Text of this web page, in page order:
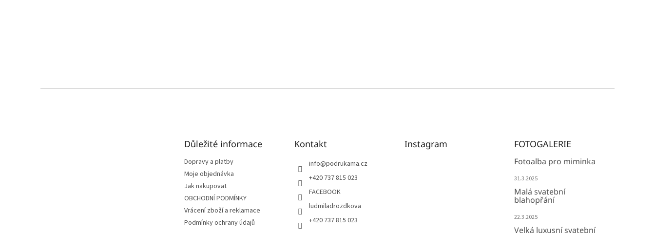
Důležité informace
Dopravy a platby
Moje objednávka
Jak nakupovat
OBCHODNÍ PODMÍNKY
Vrácení zboží a reklamace
Podmínky ochrany údajů
Kontakt
info@podrukama.cz
+420 737 815 023
FACEBOOK
ludmiladrozdkova
+420 737 815 023
Instagram FOTOGALERIE
Fotoalba pro miminka
31.3.2025
Malá svatební
blahopřání
22.3.2025
Velká luxusní svatební